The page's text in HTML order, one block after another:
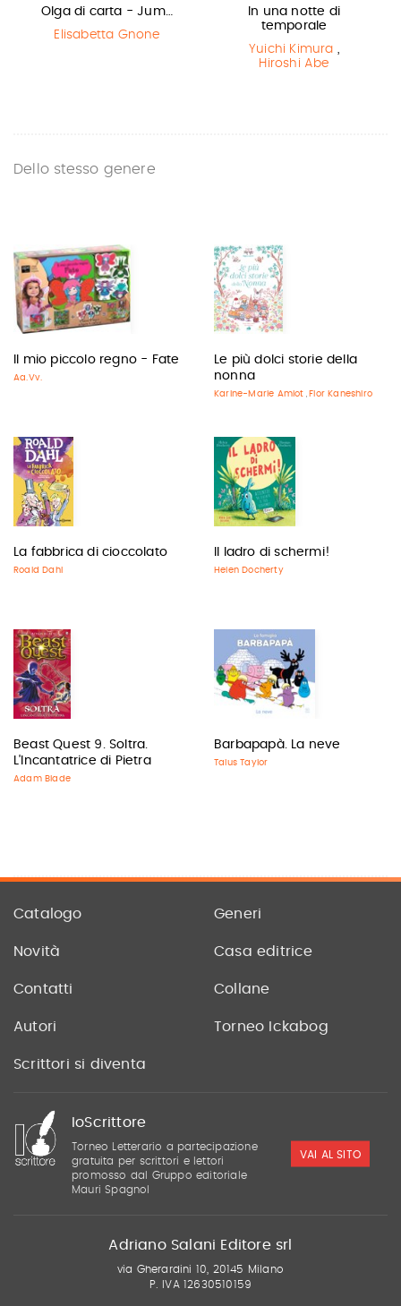
Olga di carta - Jum…
Elisabetta Gnone
In una notte di
temporale
Yuichi Kimura ,
Hiroshi Abe
Dello stesso genere
Il mio piccolo regno - Fate
Aa.Vv.
Le più dolci storie della
nonna
Karine-Marie Amiot , Flor Kaneshiro
La fabbrica di cioccolato
Roald Dahl
Il ladro di schermi!
Helen Docherty
Beast Quest 9. Soltra.
L'Incantatrice di Pietra
Adam Blade
Barbapapà. La neve
Talus Taylor
Catalogo Generi
Novità Casa editrice
Contatti Collane
Autori Torneo Ickabog
Scrittori si diventa
IoScrittore
Torneo Letterario a partecipazione
gratuita per scrittori e lettori
promosso dal Gruppo editoriale
Mauri Spagnol
VAI AL SITO
Adriano Salani Editore srl
via Gherardini 10, 20145 Milano
P. IVA 12630510159